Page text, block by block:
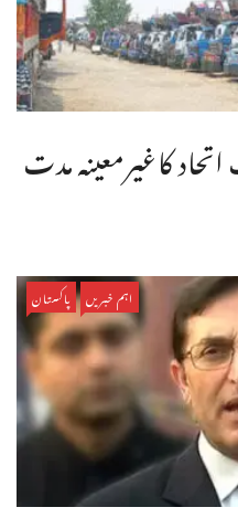
کاغیرمعینہ مدت
اہم خبریں پاکستان